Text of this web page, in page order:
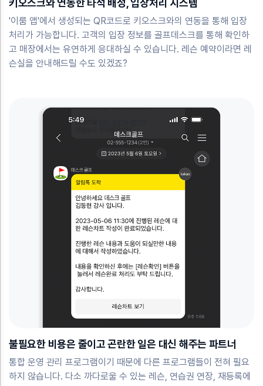
키오스크와 연동한 타석 배정, 입장처리 시스템
'이룸 앱'에서 생성되는 QR코드로 키오스크와의 연동을 통해 입장
처리가 가능합니다. 고객의 입장 정보를 골프데스크를 통해 확인하
고 매장에서는 유연하게 응대하실 수 있습니다. 레슨 예약이라면 레
슨실을 안내해드릴 수도 있겠죠?
불필요한 비용은 줄이고 곤란한 일은 대신 해주는 파트너
통합 운영 관리 프로그램이기 때문에 다른 프로그램들이 전혀 필요
하지 않습니다. 다소 까다로울 수 있는 레슨, 연습권 연장, 재등록에